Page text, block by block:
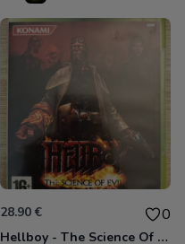
28.90 € 0
Hellboy - The Science Of Evil Xbox 360